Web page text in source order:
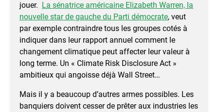
jouer. La sénatrice américaine Elizabeth Warren, la
nouvelle star de gauche du Parti démocrate, veut
par exemple contraindre tous les groupes cotés à
indiquer dans leur rapport annuel comment le
changement climatique peut affecter leur valeur à
long terme. Un « Climate Risk Disclosure Act »
ambitieux qui angoisse déjà Wall Street…
Mais il y a beaucoup d’autres armes possibles. Les
banquiers doivent cesser de prêter aux industries les